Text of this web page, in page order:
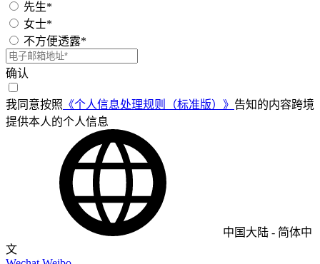
先生*
女士*
不方便透露*
确认
我同意按照 《个人信息处理规则（标准版）》 告知的内容跨境
提供本人的个人信息
中国大陆 - 简体中
文